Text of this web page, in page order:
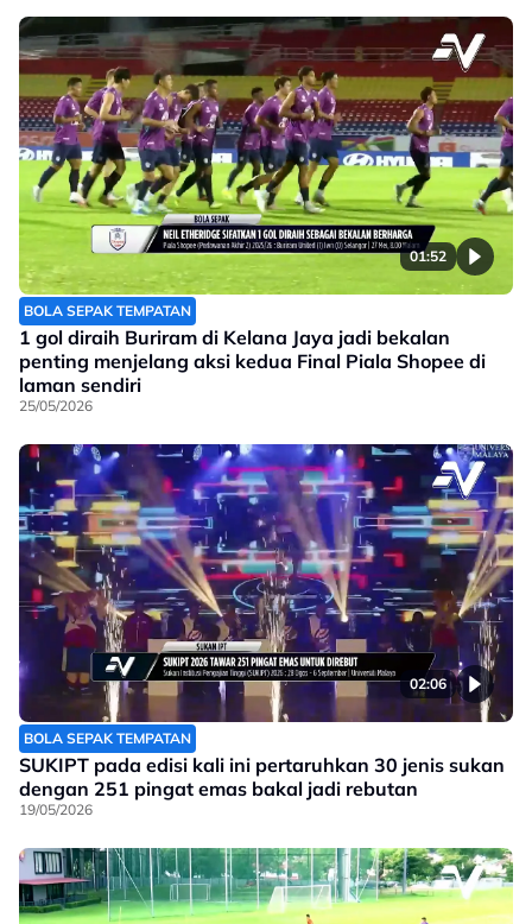
01:52
BOLA SEPAK TEMPATAN
1 gol diraih Buriram di Kelana Jaya jadi bekalan
penting menjelang aksi kedua Final Piala Shopee di
laman sendiri
25/05/2026
02:06
BOLA SEPAK TEMPATAN
SUKIPT pada edisi kali ini pertaruhkan 30 jenis sukan
dengan 251 pingat emas bakal jadi rebutan
19/05/2026